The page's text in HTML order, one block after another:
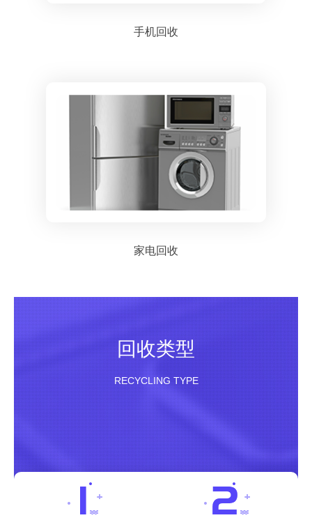
手机回收
家电回收
回收类型
RECYCLING TYPE